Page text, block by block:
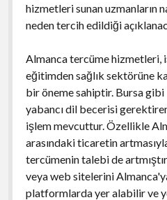
hizmetleri sunan uzmanların
neden tercih edildiği
Almanca tercüme hizmetleri,
eğitimden sağlık sektörüne
bir öneme sahiptir. Bursa
yabancı dil becerisi
işlem mevcuttur. Özellikle
arasındaki ticaretin
tercümenin talebi de
veya web sitelerini
platformlarda yer alabilir ve